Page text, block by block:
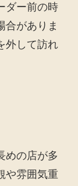
ダー前の時
合がありま
外して訪れ
めの店が多
や雰囲気重